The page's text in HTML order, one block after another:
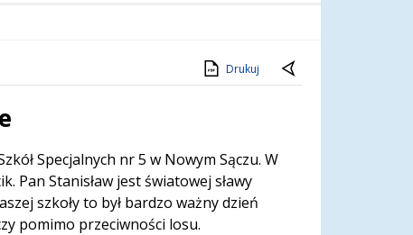
Drukuj
Specjalnych nr 5 w Nowym Sączu. W
Pan Stanisław jest światowej sławy
szkoły to był bardzo ważny dzień
pomimo przeciwności losu.